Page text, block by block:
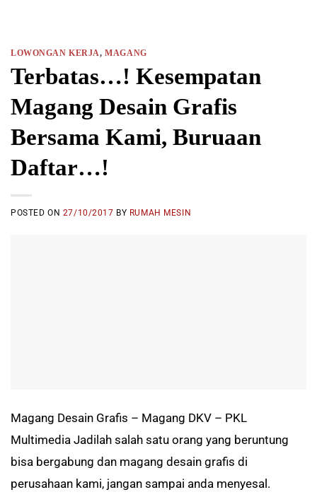
LOWONGAN KERJA,MAGANG
Terbatas…! Kesempatan
Magang Desain Grafis
Bersama Kami, Buruaan
Daftar…!
POSTED ON 27/10/2017 BY RUMAH MESIN
Magang Desain Grafis – Magang DKV – PKL
Multimedia Jadilah salah satu orang yang beruntung
bisa bergabung dan magang desain grafis di
perusahaan kami, jangan sampai anda menyesal.